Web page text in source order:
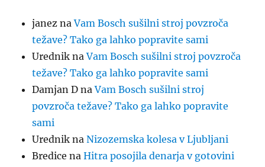
janez naVam Bosch sušilni stroj povzroča
težave? Tako ga lahko popravite sami
Urednik naVam Bosch sušilni stroj povzroča
težave? Tako ga lahko popravite sami
Damjan D naVam Bosch sušilni stroj
povzroča težave? Tako ga lahko popravite
sami
Urednik naNizozemska kolesa v Ljubljani
Bredice naHitra posojila denarja v gotovini